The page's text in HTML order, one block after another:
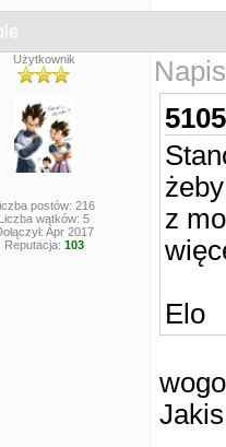
Użytkownik
postów: 216
Liczba wątków: 5
Apr 2017
Reputacja: 103
z
Elo